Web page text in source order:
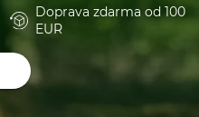
Doprava zdarma od 100
EUR